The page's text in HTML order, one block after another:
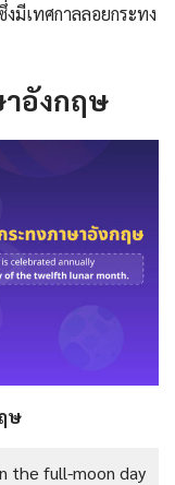
มีเทศกาลลอยกระทง
อังกฤษ
ษ
the full-moon day